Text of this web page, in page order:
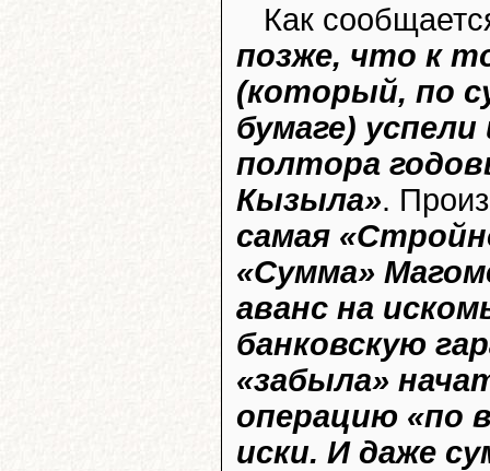
Как
позже, что к
(который, по
бумаге)
полтора
Кызыла».
самая
«Сумма»
аванс на
банковскую
«забыла»
операцию «по
иски. И даже